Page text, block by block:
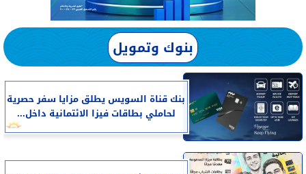
بنوك وتمويل
بنك قناة السويس يطلق مزايا سفر حصرية
لحاملي بطاقات فيزا الائتمانية داخل...